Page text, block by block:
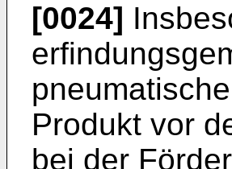
[0024]
Produkt vor
bei der